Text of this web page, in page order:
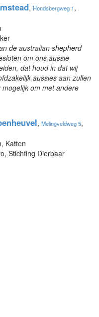
, Hondsbergweg 1,
de australian shepherd
om ons aussie
dat houd in dat wij
aussies aan zullen
om met andere
, Melingveldweg 5,
Katten
Stichting Dierbaar